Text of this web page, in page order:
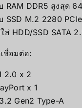
RAM DDR5 สูงสุด
SSD M.2 2280
ส่ HDD/SSD SATA
ชื่อมต่อ:
2.0 x 2
x 1
Gen2 Type-A